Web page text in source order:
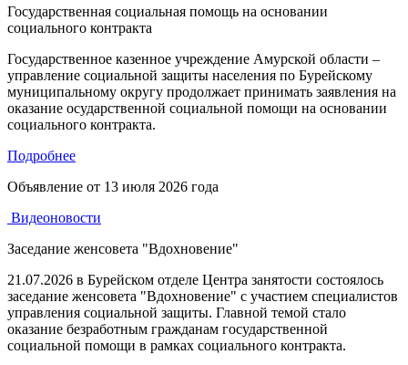
Государственная социальная помощь на основании
социального контракта
Государственное казенное учреждение Амурской области –
управление социальной защиты населения по Бурейскому
муниципальному округу продолжает принимать заявления на
оказание осударственной социальной помощи на основании
социального контракта.
Подробнее
Объявление от 13 июля 2026 года
Видеоновости
Заседание женсовета "Вдохновение"
21.07.2026 в Бурейском отделе Центра занятости состоялось
заседание женсовета "Вдохновение" с участием специалистов
управления социальной защиты. Главной темой стало
оказание безработным гражданам государственной
социальной помощи в рамках социального контракта.